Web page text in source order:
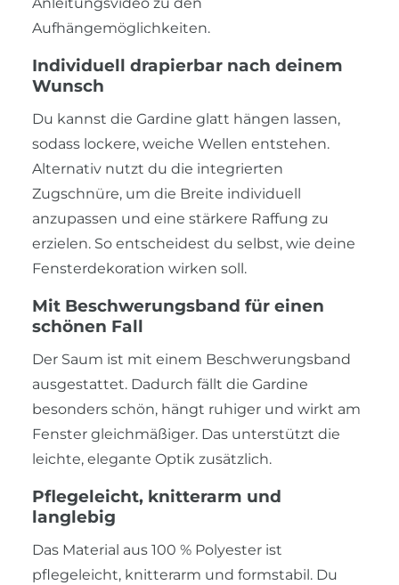
Aufhängemöglichkeiten.
Individuell drapierbar nach deinem
Wunsch
Du kannst die Gardine glatt hängen lassen,
sodass lockere, weiche Wellen entstehen.
Alternativ nutzt du die integrierten
Zugschnüre, um die Breite individuell
anzupassen und eine stärkere Raffung zu
erzielen. So entscheidest du selbst, wie deine
Fensterdekoration wirken soll.
Mit Beschwerungsband für einen
schönen Fall
Der Saum ist mit einem Beschwerungsband
ausgestattet. Dadurch fällt die Gardine
besonders schön, hängt ruhiger und wirkt am
Fenster gleichmäßiger. Das unterstützt die
leichte, elegante Optik zusätzlich.
Pflegeleicht, knitterarm und
langlebig
Das Material aus 100 % Polyester ist
pflegeleicht, knitterarm und formstabil. Du